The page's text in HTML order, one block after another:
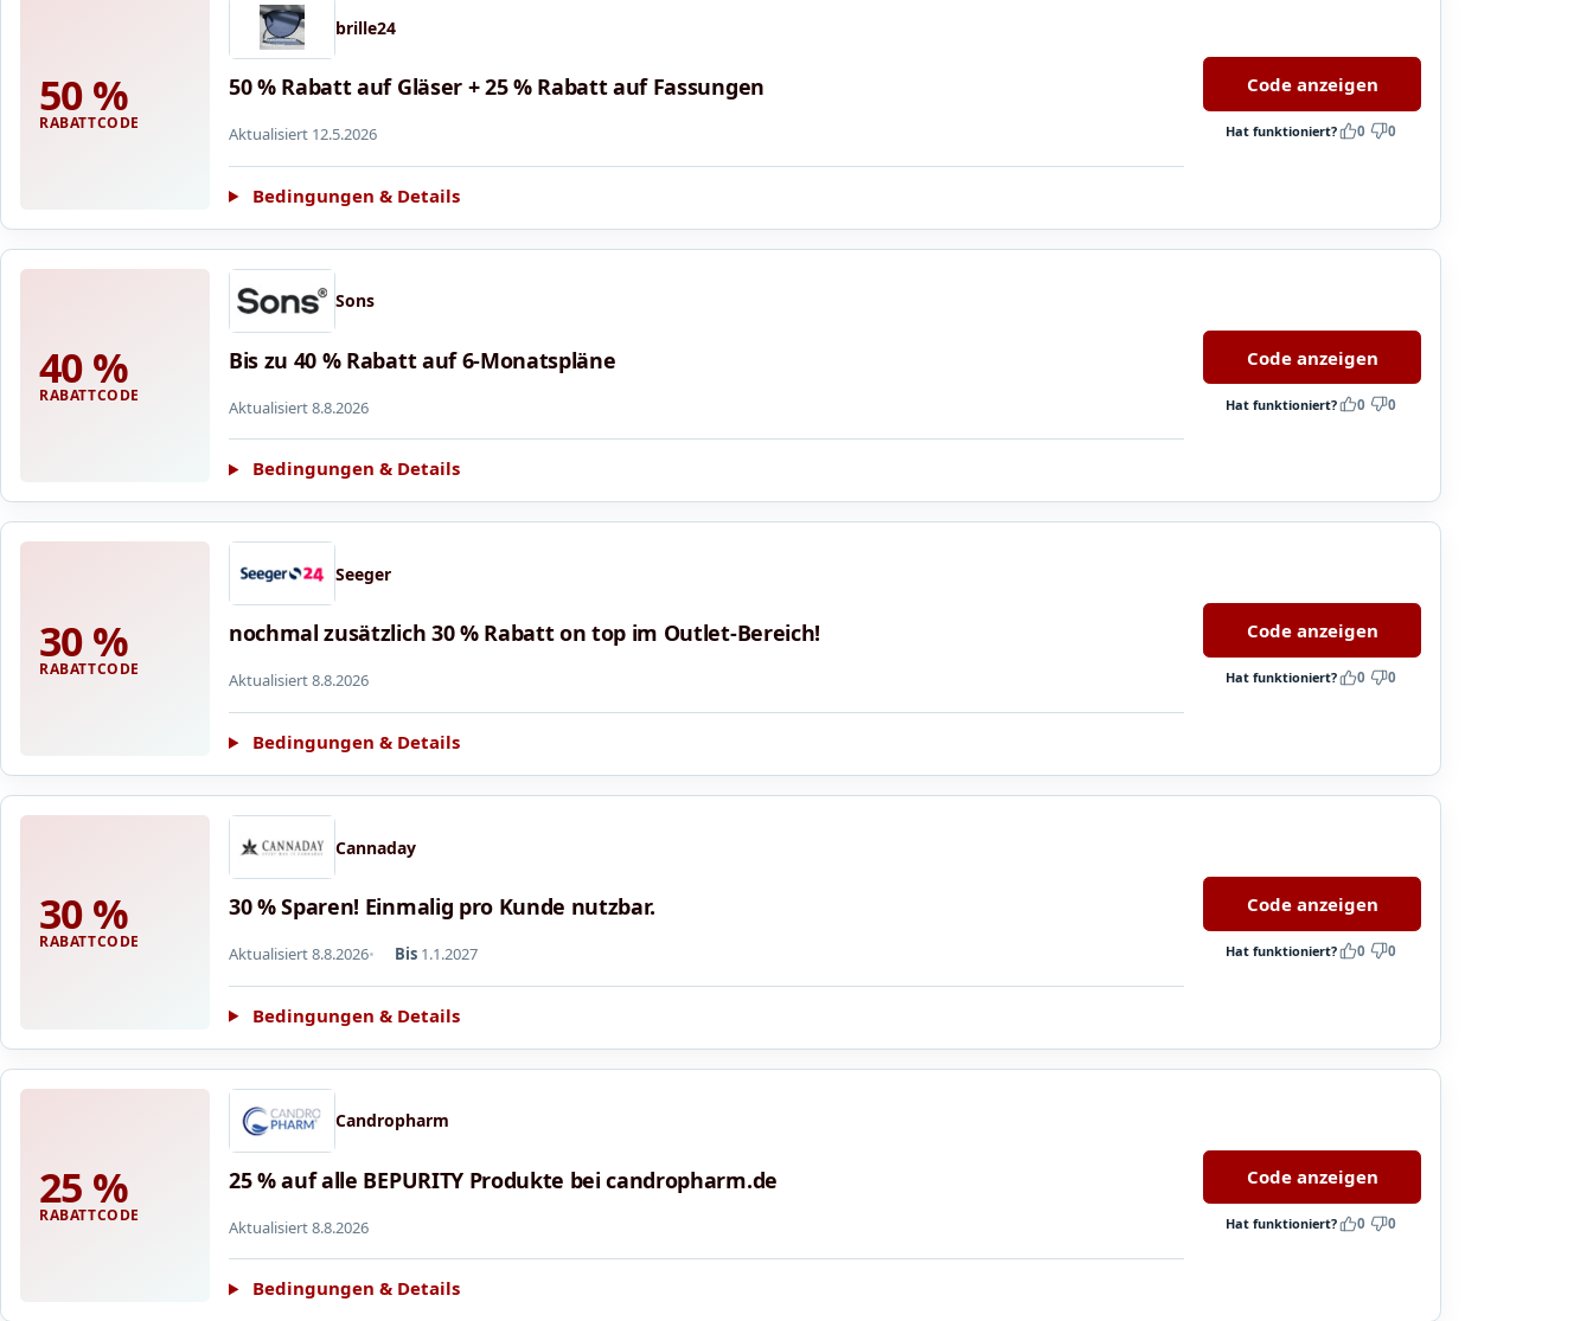
50 %
RABATTCODE
brille24
50 % Rabatt auf Gläser + 25 % Rabatt auf Fassungen
Aktualisiert 12.5.2026
Bedingungen & Details
Code anzeigen
Hat funktioniert? 0 0
40 %
RABATTCODE
Sons
Bis zu 40 % Rabatt auf 6-Monatspläne
Aktualisiert 8.8.2026
Bedingungen & Details
Code anzeigen
Hat funktioniert? 0 0
30 %
RABATTCODE
Seeger
nochmal zusätzlich 30 % Rabatt on top im Outlet-Bereich!
Aktualisiert 8.8.2026
Bedingungen & Details
Code anzeigen
Hat funktioniert? 0 0
30 %
RABATTCODE
Cannaday
30 % Sparen! Einmalig pro Kunde nutzbar.
Aktualisiert 8.8.2026 Bis 1.1.2027
Bedingungen & Details
Code anzeigen
Hat funktioniert? 0 0
25 %
RABATTCODE
Candropharm
25 % auf alle BEPURITY Produkte bei candropharm.de
Aktualisiert 8.8.2026
Bedingungen & Details
Code anzeigen
Hat funktioniert? 0 0